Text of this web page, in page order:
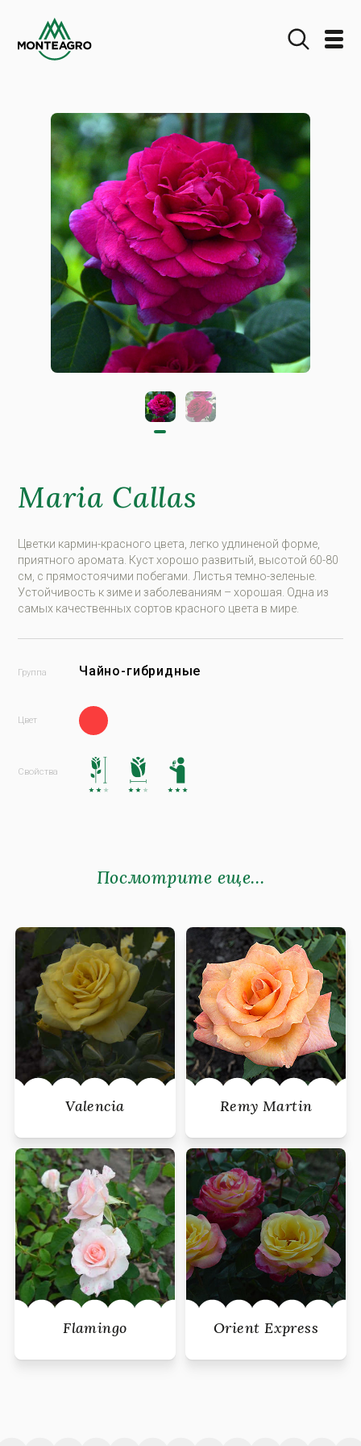
Maria Callas
Цветки кармин-красного цвета, легко удлиненой форме,
приятного аромата. Куст хорошо развитый, высотой 60-80
см, с прямостоячими побегами. Листья темно-зеленые.
Устойчивость к зиме и заболеваниям – хорошая. Одна из
самых качественных сортов красного цвета в мире.
Чайно-гибридные
Посмотрите еще...
Valencia Remy Martin
Flamingo Orient Express